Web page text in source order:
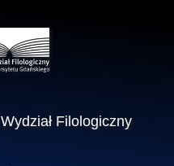
Wydział Filologiczny